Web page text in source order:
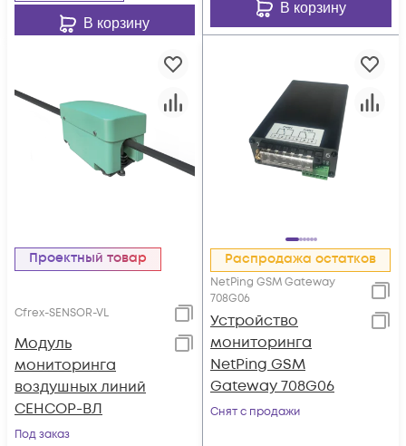
В корзину
В корзину
Проектный товар
Cfrex-SENSOR-VL
Модуль
мониторинга
воздушных линий
СЕНСОР-ВЛ
Под заказ
Распродажа остатков
NetPing GSM Gateway
708G06
Устройство
мониторинга
NetPing GSM
Gateway 708G06
Снят с продажи